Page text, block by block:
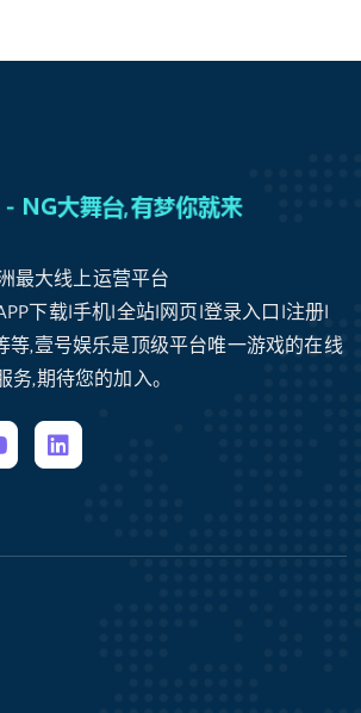
最大线上运营平台
下载|手机|全站|网页|登录入口|注册|
等,壹号娱乐是顶级平台唯一游戏的在线
,期待您的加入。